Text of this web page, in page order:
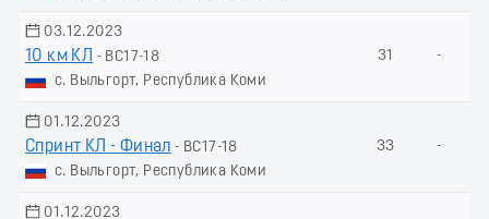
03.12.2023
10 км КЛ
- ВС17-18
с. Выльгорт, Республика Коми
31 -
01.12.2023
Спринт КЛ - Финал - ВС17-18
с. Выльгорт, Республика Коми
33 -
01.12.2023